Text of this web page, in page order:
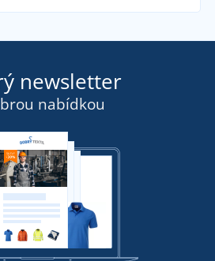
newsletter
nabídkou